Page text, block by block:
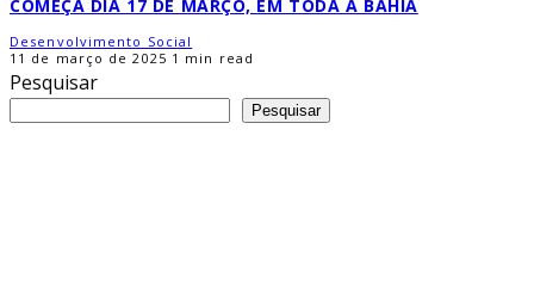
COMEÇA DIA 17 DE MARÇO, EM TODA A BAHIA
Desenvolvimento Social
11 de março de 2025 1 min read
Pesquisar
Pesquisar